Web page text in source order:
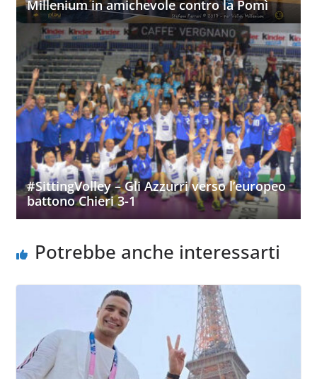
Millenium in amichevole contro la Pomì
#SittingVolley – Gli Azzurri verso l’europeo
battono Chieri 3-1
Potrebbe anche interessarti